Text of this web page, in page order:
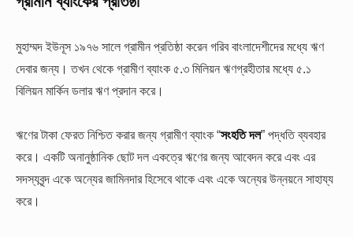
মুহাম্মদ ইউনূস ১৯৭৬ সালে গ্রামীন প্রতিষ্ঠা করেন গরিব বাংলাদেশীদের মধ্যে ঋণ
দেবার জন্য। তখন থেকে গ্রামীণ ব্যাংক ৫.৩ মিলিয়ন ঋণগ্রহীতার মধ্যে ৫.১
বিলিয়ন মার্কিন ডলার ঋণ প্রদান করে।
ঋণের টাকা ফেরত নিশ্চিত করার জন্য গ্রামীণ ব্যাংক “সংহতি দল” পদ্ধতি ব্যবহার
করে। একটি অনানুষ্ঠানিক ছোট দল একত্রে ঋণের জন্য আবেদন করে এবং এর
সদস্যবৃন্দ একে অন্যের জামিনদার হিসেবে থাকে এবং একে অন্যের উন্নয়নে সাহায্য
করে।